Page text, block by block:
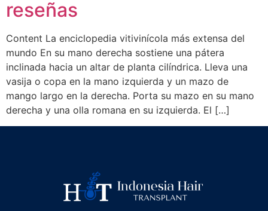
reseñas
Content La enciclopedia vitivinícola más extensa del
mundo En su mano derecha sostiene una pátera
inclinada hacia un altar de planta cilíndrica. Lleva una
vasija o copa en la mano izquierda y un mazo de
mango largo en la derecha. Porta su mazo en su mano
derecha y una olla romana en su izquierda. El […]